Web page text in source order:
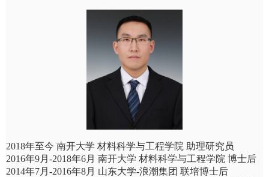
2018年至今 南开大学 材料科学与工程学院 助理研究员
2016年9月 -2018年6月 南开大学 材料科学与工程学院 博士后
2014年7月 -2016年8月 山东大学-浪潮集团 联培博士后